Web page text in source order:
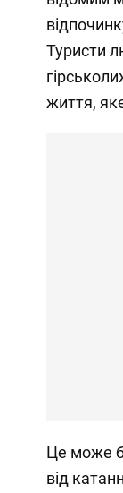
Туристи
життя,
Це може
від